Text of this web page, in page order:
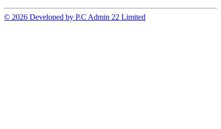
© 2026 Developed by P.C Admin 22 Limited